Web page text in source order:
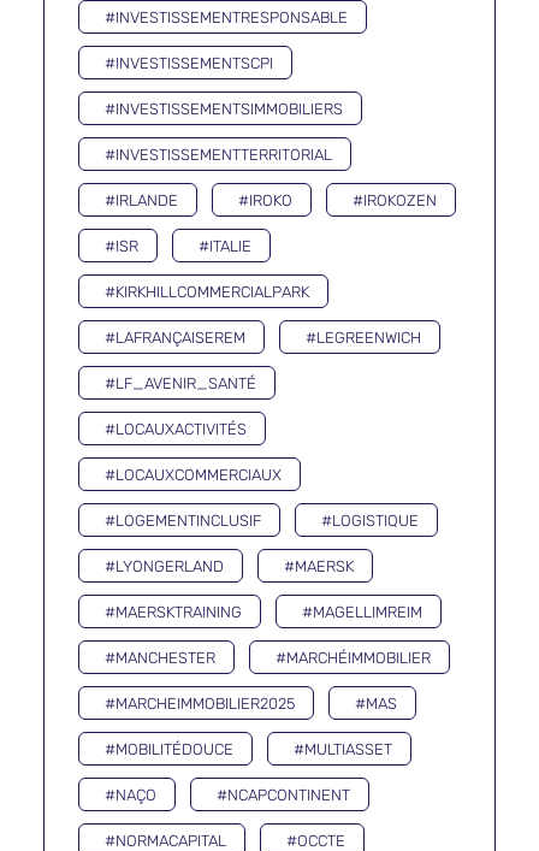
#INVESTISSEMENTRESPONSABLE
#INVESTISSEMENTSCPI
#INVESTISSEMENTSIMMOBILIERS
#INVESTISSEMENTTERRITORIAL
#IRLANDE #IROKO #IROKOZEN
#ISR #ITALIE
#KIRKHILLCOMMERCIALPARK
#LAFRANÇAISEREM #LEGREENWICH
#LF_AVENIR_SANTÉ
#LOCAUXACTIVITÉS
#LOCAUXCOMMERCIAUX
#LOGEMENTINCLUSIF #LOGISTIQUE
#LYONGERLAND #MAERSK
#MAERSKTRAINING #MAGELLIMREIM
#MANCHESTER #MARCHÉIMMOBILIER
#MARCHEIMMOBILIER2025 #MAS
#MOBILITÉDOUCE #MULTIASSET
#NAÇO #NCAPCONTINENT
#NORMACAPITAL #OCCTE